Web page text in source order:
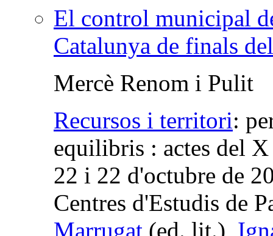
El control municipal
Catalunya de finals
Mercè Renom i Pulit
Recursos i territori:
equilibris : actes del
22 i 22 d'octubre de
Centres d'Estudis de
Marrugat (ed. lit.),